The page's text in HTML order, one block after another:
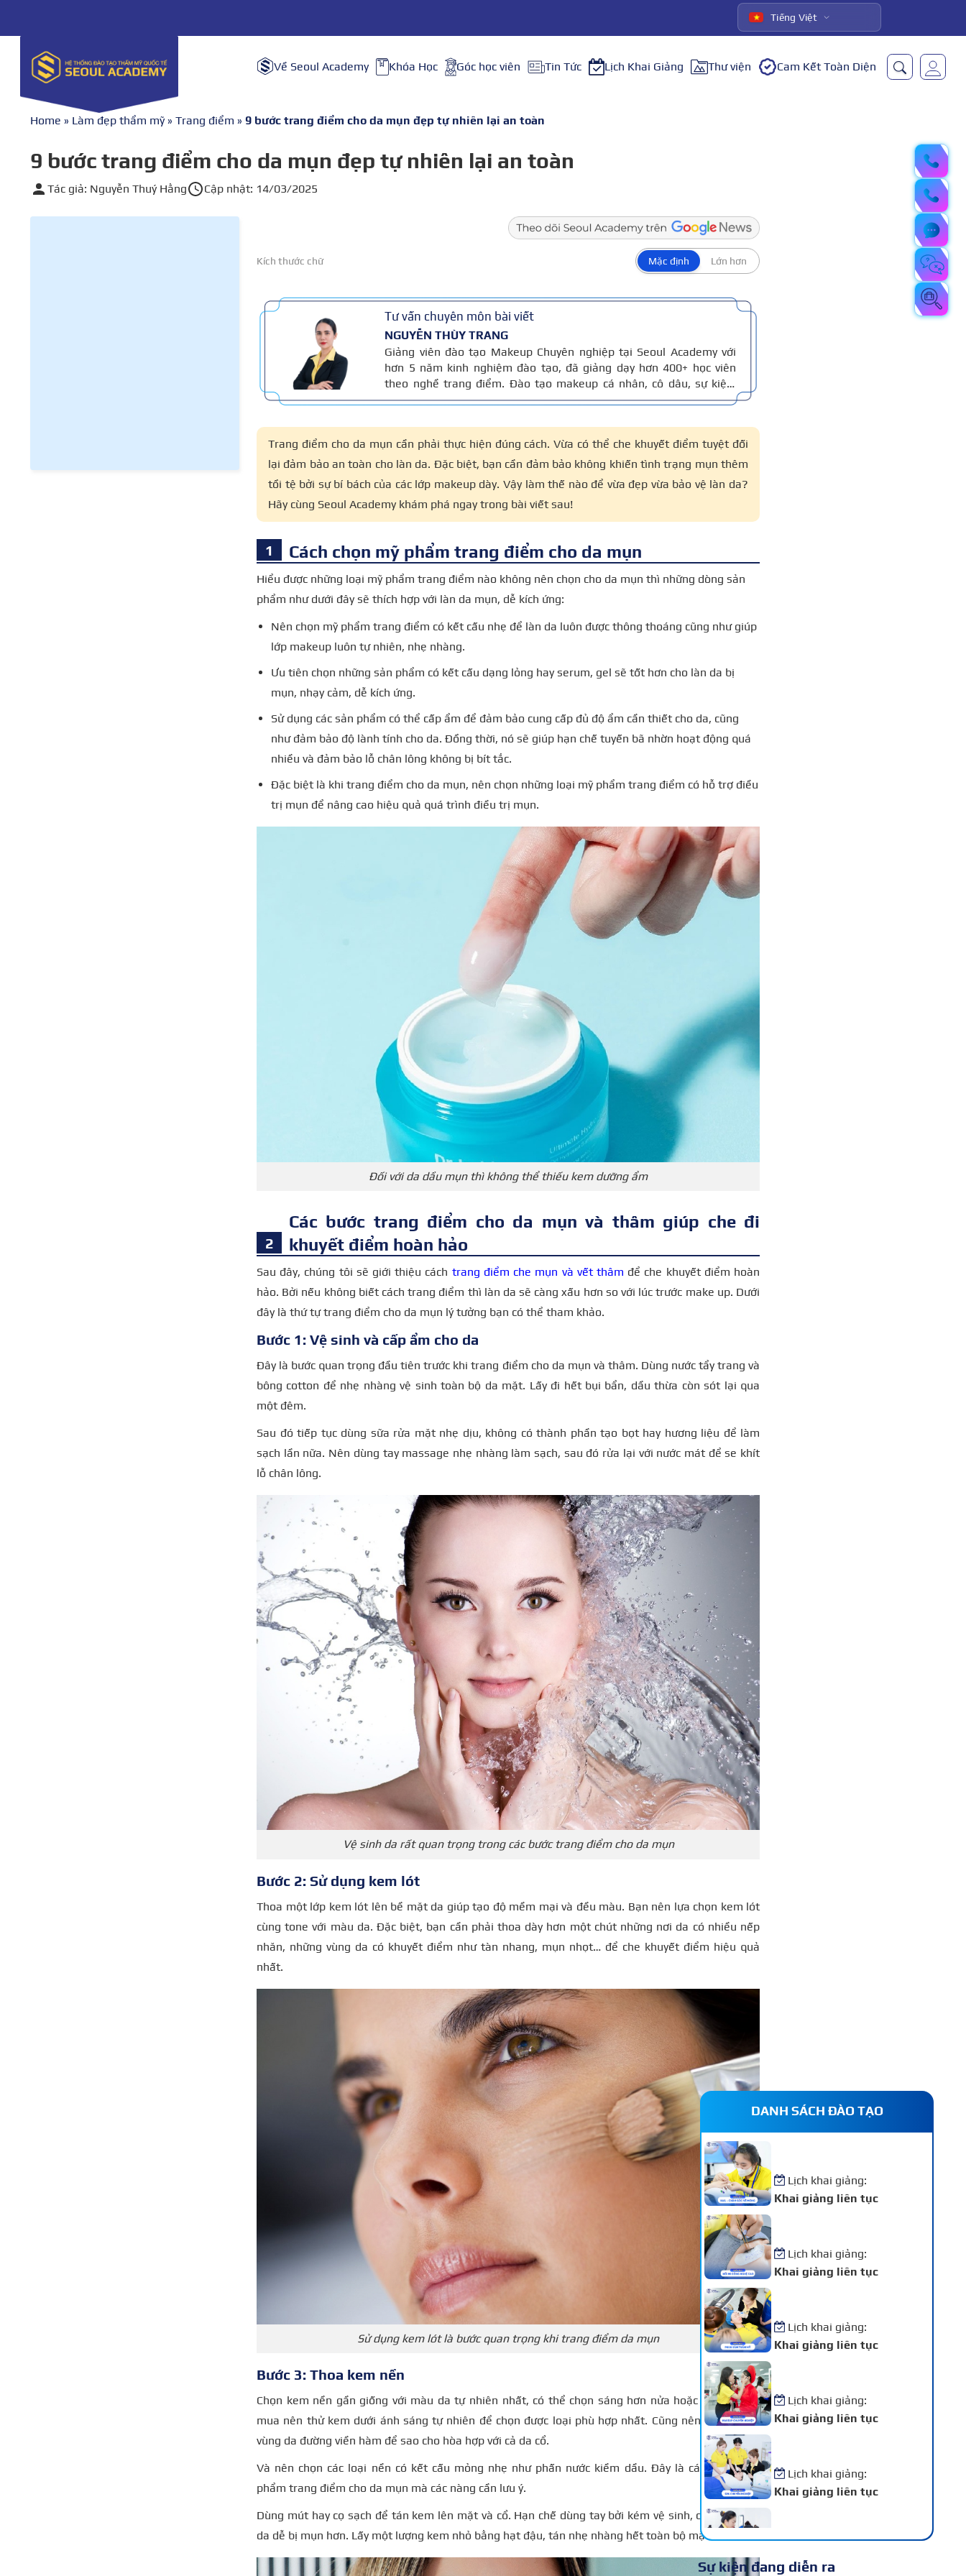
Tiếng Việt
Về Seoul Academy Khóa Học Góc học viên Tin Tức Lịch Khai Giảng Thư viện Cam Kết Toàn Diện
Home » Làm đẹp thẩm mỹ» Trang điểm » 9 bước trang điểm cho da mụn đẹp tự nhiên lại an toàn
9 bước trang điểm cho da mụn đẹp tự nhiên lại an toàn
Tác giả: Nguyễn Thuý Hằng Cập nhật: 14/03/2025
Kích thước chữ Mặc định Lớn hơn
Tư vấn chuyên môn bài viết
NGUYỄN THÙY TRANG
Giảng viên đào tạo Makeup Chuyên nghiệp tại Seoul Academy với
hơn 5 năm kinh nghiệm đào tạo, đã giảng dạy hơn 400+ học viên
theo nghề trang điểm. Đào tạo makeup cá nhân, cô dâu, sự kiện,
thời trang – chụp ảnh và thiết kế layout trang điểm theo khuôn mặt.
giảng dạy.
Trang điểm cho da mụn cần phải thực hiện đúng cách. Vừa có thể che khuyết điểm tuyệt đối
lại đảm bảo an toàn cho làn da. Đặc biệt, bạn cần đảm bảo không khiến tình trạng mụn thêm
tồi tệ bởi sự bí bách của các lớp makeup dày. Vậy làm thế nào để vừa đẹp vừa bảo vệ làn da?
Hãy cùng Seoul Academy khám phá ngay trong bài viết sau!
Cách chọn mỹ phẩm trang điểm cho da mụn
Hiểu được những loại mỹ phẩm trang điểm nào không nên chọn cho da mụn thì những dòng sản
phẩm như dưới đây sẽ thích hợp với làn da mụn, dễ kích ứng:
Nên chọn mỹ phẩm trang điểm có kết cấu nhẹ để làn da luôn được thông thoáng cũng như giúp
lớp makeup luôn tự nhiên, nhẹ nhàng.
Ưu tiên chọn những sản phẩm có kết cấu dạng lỏng hay serum, gel sẽ tốt hơn cho làn da bị
mụn, nhạy cảm, dễ kích ứng.
Sử dụng các sản phẩm có thể cấp ẩm để đảm bảo cung cấp đủ độ ẩm cần thiết cho da, cũng
như đảm bảo độ lành tính cho da. Đồng thời, nó sẽ giúp hạn chế tuyến bã nhờn hoạt động quá
nhiều và đảm bảo lỗ chân lông không bị bít tắc.
Đặc biệt là khi trang điểm cho da mụn, nên chọn những loại mỹ phẩm trang điểm có hỗ trợ điều
trị mụn để nâng cao hiệu quả quá trình điều trị mụn.
Đối với da dầu mụn thì không thể thiếu kem dưỡng ẩm
Các bước trang điểm cho da mụn và thâm giúp che đi
khuyết điểm hoàn hảo
Sau đây, chúng tôi sẽ giới thiệu cách trang điểm che mụn và vết thâm để che khuyết điểm hoàn
hảo. Bởi nếu không biết cách trang điểm thì làn da sẽ càng xấu hơn so với lúc trước make up. Dưới
đây là thứ tự trang điểm cho da mụn lý tưởng bạn có thể tham khảo.
Bước 1: Vệ sinh và cấp ẩm cho da
Đây là bước quan trọng đầu tiên trước khi trang điểm cho da mụn và thâm. Dùng nước tẩy trang và
bông cotton để nhẹ nhàng vệ sinh toàn bộ da mặt. Lấy đi hết bụi bẩn, dầu thừa còn sót lại qua
một đêm.
Sau đó tiếp tục dùng sữa rửa mặt nhẹ dịu, không có thành phần tạo bọt hay hương liệu để làm
sạch lần nữa. Nên dùng tay massage nhẹ nhàng làm sạch, sau đó rửa lại với nước mát để se khít
lỗ chân lông.
Vệ sinh da rất quan trọng trong các bước trang điểm cho da mụn
Bước 2: Sử dụng kem lót
Thoa một lớp kem lót lên bề mặt da giúp tạo độ mềm mại và đều màu. Bạn nên lựa chọn kem lót
cùng tone với màu da. Đặc biệt, bạn cần phải thoa dày hơn một chút những nơi da có nhiều nếp
nhăn, những vùng da có khuyết điểm như tàn nhang, mụn nhọt… để che khuyết điểm hiệu quả
nhất.
Sử dụng kem lót là bước quan trọng khi trang điểm da mụn
Bước 3: Thoa kem nền
Chọn kem nền gần giống với màu da tự nhiên nhất, có thể chọn sáng hơn nửa hoặc 1 tone. Khi
mua nên thử kem dưới ánh sáng tự nhiên để chọn được loại phù hợp nhất. Cũng nên thử thoa ở
vùng da đường viền hàm để sao cho hòa hợp với cả da cổ.
Và nên chọn các loại nền có kết cấu mỏng nhẹ như phấn nước kiềm dầu. Đây là cách chọn mỹ
phẩm trang điểm cho da mụn mà các nàng cần lưu ý.
Dùng mút hay cọ sạch để tán kem lên mặt và cổ. Hạn chế dùng tay bởi kém vệ sinh, có thể khiến
da dễ bị mụn hơn. Lấy một lượng kem nhỏ bằng hạt đậu, tán nhẹ nhàng hết toàn bộ mặt và cổ.
DANH SÁCH ĐÀO TẠO
Lịch khai giảng:
Khai giảng liên tục
Lịch khai giảng:
Khai giảng liên tục
Lịch khai giảng:
Khai giảng liên tục
Lịch khai giảng:
Khai giảng liên tục
Lịch khai giảng:
Khai giảng liên tục
Khai giảng liên tục
Sự kiện đang diễn ra